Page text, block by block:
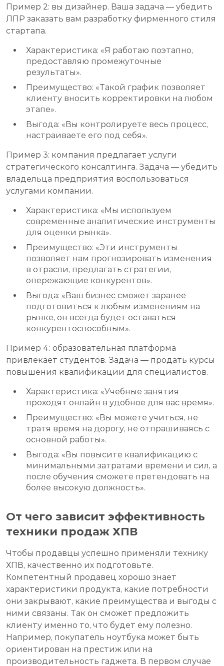
Пример 2: вы дизайнер. Ваша задача — убедить
ЛПР заказать вам разработку фирменного стиля
стартапа.
Характеристика: «Я работаю поэтапно,
предоставляю промежуточные
результаты».
Преимущество: «Такой график позволяет
клиенту вносить корректировки на любом
этапе».
Выгода: «Вы контролируете весь процесс,
настраиваете его под себя».
Пример 3: компания предлагает услуги
стратегического консалтинга. Задача — убедить
владельца предприятия воспользоваться
услугами компании.
Характеристика: «Мы используем
современные аналитические инструменты
для оценки рынка».
Преимущество: «Эти инструменты
позволяет нам прогнозировать изменения
в отрасли, предлагать стратегии,
опережающие конкурентов».
Выгода: «Ваш бизнес сможет заранее
подготовиться к любым изменениям на
рынке, он всегда будет оставаться
конкурентоспособным».
Пример 4: образовательная платформа
привлекает студентов. Задача — продать курсы
повышения квалификации для специалистов.
Характеристика: «Учебные занятия
проходят онлайн в удобное для вас время».
Преимущество: «Вы можете учиться, не
тратя время на дорогу, не отпрашиваясь с
основной работы».
Выгода: «Вы повысите квалификацию с
минимальными затратами времени и сил, а
после обучения сможете претендовать на
более высокую должность».
От чего зависит эффективность
техники продаж ХПВ
Чтобы продавцы успешно применяли технику
ХПВ, качественно их подготовьте.
Компетентный продавец хорошо знает
характеристики продукта, какие потребности
они закрывают, какие преимущества и выгоды с
ними связаны. Так он сможет предложить
клиенту именно то, что будет ему полезно.
Например, покупатель ноутбука может быть
ориентирован на престиж или на
производительность гаджета. В первом случае